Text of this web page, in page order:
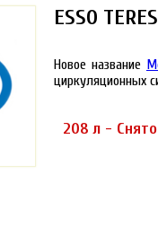
ESSO
Новое название
циркуляционных
208 л -